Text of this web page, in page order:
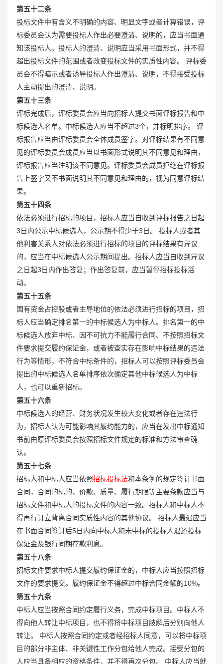
第五十二条
投标文件中有含义不明确的内容、明显文字或者计算错误，评
标委员会认为需要投标人作出必要澄清、说明的，应当书面通
知该投标人。投标人的澄清、说明应当采用书面形式，并不得
超出投标文件的范围或者改变投标文件的实质性内容。 评标委
员会不得暗示或者诱导投标人作出澄清、说明，不得接受投标
人主动提出的澄清、说明。
第五十三条
评标完成后，评标委员会应当向招标人提交书面评标报告和中
标候选人名单。中标候选人应当不超过3个，并标明排序。 评
标报告应当由评标委员会全体成员签字。对评标结果有不同意
见的评标委员会成员应当以书面形式说明其不同意见和理由，
评标报告应当注明该不同意见。评标委员会成员拒绝在评标报
告上签字又不书面说明其不同意见和理由的，视为同意评标结
果。
第五十四条
依法必须进行招标的项目，招标人应当自收到评标报告之日起
3日内公示中标候选人，公示期不得少于3日。 投标人或者其
他利害关系人对依法必须进行招标的项目的评标结果有异议
的，应当在中标候选人公示期间提出。招标人应当自收到异议
之日起3日内作出答复；作出答复前，应当暂停招标投标活
动。
第五十五条
国有资金占控股或者主导地位的依法必须进行招标的项目，招
标人应当确定排名第一的中标候选人为中标人。排名第一的中
标候选人放弃中标、因不可抗力不能履行合同、不按照招标文
件要求提交履约保证金，或者被查实存在影响中标结果的违法
行为等情形，不符合中标条件的，招标人可以按照评标委员会
提出的中标候选人名单排序依次确定其他中标候选人为中标
人，也可以重新招标。
第五十六条
中标候选人的经营、财务状况发生较大变化或者存在违法行
为，招标人认为可能影响其履约能力的，应当在发出中标通知
书前由原评标委员会按照招标文件规定的标准和方法审查确
认。
第五十七条
招标人和中标人应当依照招标投标法和本条例的规定签订书面
合同，合同的标的、价款、质量、履行期限等主要条款应当与
招标文件和中标人的投标文件的内容一致。招标人和中标人不
得再行订立背离合同实质性内容的其他协议。 招标人最迟应当
在书面合同签订后5日内向中标人和未中标的投标人退还投标
保证金及银行同期存款利息。
第五十八条
招标文件要求中标人提交履约保证金的，中标人应当按照招标
文件的要求提交。履约保证金不得超过中标合同金额的10%。
第五十九条
中标人应当按照合同约定履行义务，完成中标项目。中标人不
得向他人转让中标项目，也不得将中标项目肢解后分别向他人
转让。 中标人按照合同约定或者经招标人同意，可以将中标项
目的部分非主体、非关键性工作分包给他人完成。接受分包的
人应当具备相应的资格条件，并不得再次分包。 中标人应当就